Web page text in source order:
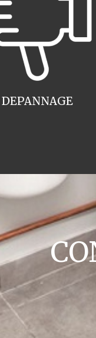
DEPANNAGE